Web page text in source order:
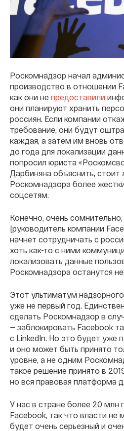
Роскомнадзор начал
производство в отношении
как они не предоставили
они планируют хранить
россиян. Если компании
требование, они будут
каждая, а затем им вновь
до года для локализации
попросил юриста
Дарбиняна объяснить, стоит
Роскомнадзора более
соцсетям.
Конечно, очень
[руководитель компании
начнет сотрудничать с
хоть как-то с ними
локализовать данные
Роскомнадзора останутся
Этот ультиматум
уже не первый год.
сделать Роскомнадзор в
— заблокировать Facebook
с LinkedIn. Но это будет уже
и оно может быть принято
уровне, а не одним
такое решение принято в
но вся правовая платформа
У нас в стране более 20 млн
Facebook, так что власти не
будет очень серьезный и